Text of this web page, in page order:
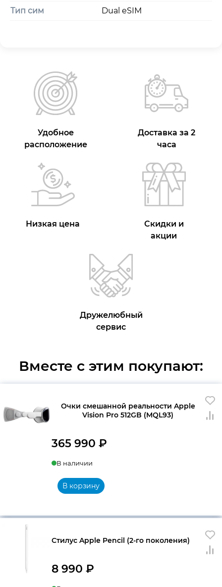
Тип сим Dual eSIM
Удобное
расположение
Доставка за 2
часа
Низкая цена
Скидки и
акции
Дружелюбный
сервис
Вместе с этим покупают:
Очки смешанной реальности Apple
Vision Pro 512GB (MQL93)
365 990 ₽
В наличии
В корзину
Стилус Apple Pencil (2-го поколения)
8 990 ₽